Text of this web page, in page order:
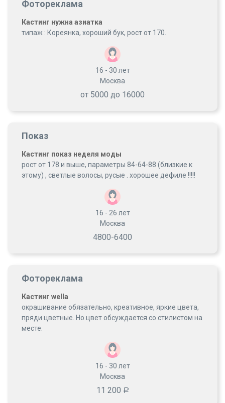
Фотореклама
Кастинг нужна азиатка
типаж : Кореянка, хороший бук, рост от 170.
16 - 30 лет
Москва
от 5000 до 16000
Показ
Кастинг показ неделя моды
рост от 178 и выше, параметры 84-64-88 (близкие к
этому) , светлые волосы, русые . хорошее дефиле !!!!!
16 - 26 лет
Москва
4800-6400
Фотореклама
Кастинг wella
окрашивание обязательно, креативное, яркие цвета,
пряди цветные. Но цвет обсуждается со стилистом на
месте.
16 - 30 лет
Москва
11 200 Р